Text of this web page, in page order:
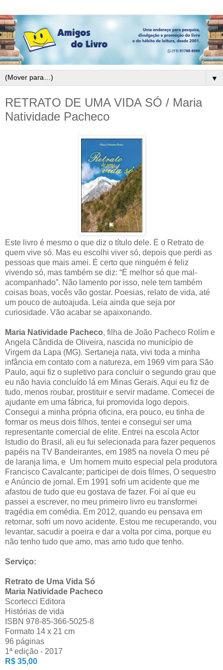
▼
RETRATO DE UMA VIDA SÓ / Maria
Natividade Pacheco
Este livro é mesmo o que diz o título dele. É o Retrato de
quem vive só. Mas eu escolhi viver só, depois que perdi as
pessoas que mais amei. É certo que ninguém é feliz
vivendo só, mas também se diz: “É melhor só que mal-
acompanhado”. Não lamento por isso, nele tem também
coisas boas, vocês vão gostar. Poesias, relato de vida, até
um pouco de autoajuda. Leia ainda que seja por
curiosidade. Vão acabar se apaixonando.
Maria Natividade Pacheco, filha de João Pacheco Rolím e
Angela Cândida de Oliveira, nascida no município de
Virgem da Lapa (MG). Sertaneja nata, vivi toda a minha
infância em contato com a natureza, em 1969 vim para São
Paulo, aqui fiz o supletivo para concluir o segundo grau que
eu não havia concluído lá em Minas Gerais. Aqui eu fiz de
tudo, menos roubar, prostituir e servir madame. Comecei de
ajudante em uma fábrica, fui promovida logo depois.
Consegui a minha própria oficina, era pouco, eu tinha de
formar os meus dois filhos, tentei e consegui ser uma
representante comercial de elite. Entrei na escola Actor
Istudio do Brasil, ali eu fui selecionada para fazer pequenos
papéis na TV Bandeirantes, em 1985 na novela O meu pé
de laranja lima, e Um homem muito especial pela produtora
Francisco Cavalcante; participei de dois filmes, O sequestro
e Anúncio de jornal. Em 1991 sofri um acidente que me
afastou de tudo que eu gostava de fazer. Foi aí que eu
passei a escrever, no meu primeiro livro eu transformei
tragédia em comédia. Em 2012, quando eu pensava em
retornar, sofri um novo acidente. Estou me recuperando, vou
levantar, sacudir a poeira e dar a volta por cima, porque eu
não tenho tudo que amo, mas amo tudo que tenho.
Serviço:
Retrato de Uma Vida Só
Maria Natividade Pacheco
Scortecci Editora
Histórias de vida
ISBN 978-85-366-5025-8
Formato 14 x 21 cm
96 páginas
1ª edição - 2017
R$ 35,00